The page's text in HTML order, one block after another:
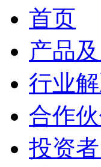
首页
产品
行业
合作
投资